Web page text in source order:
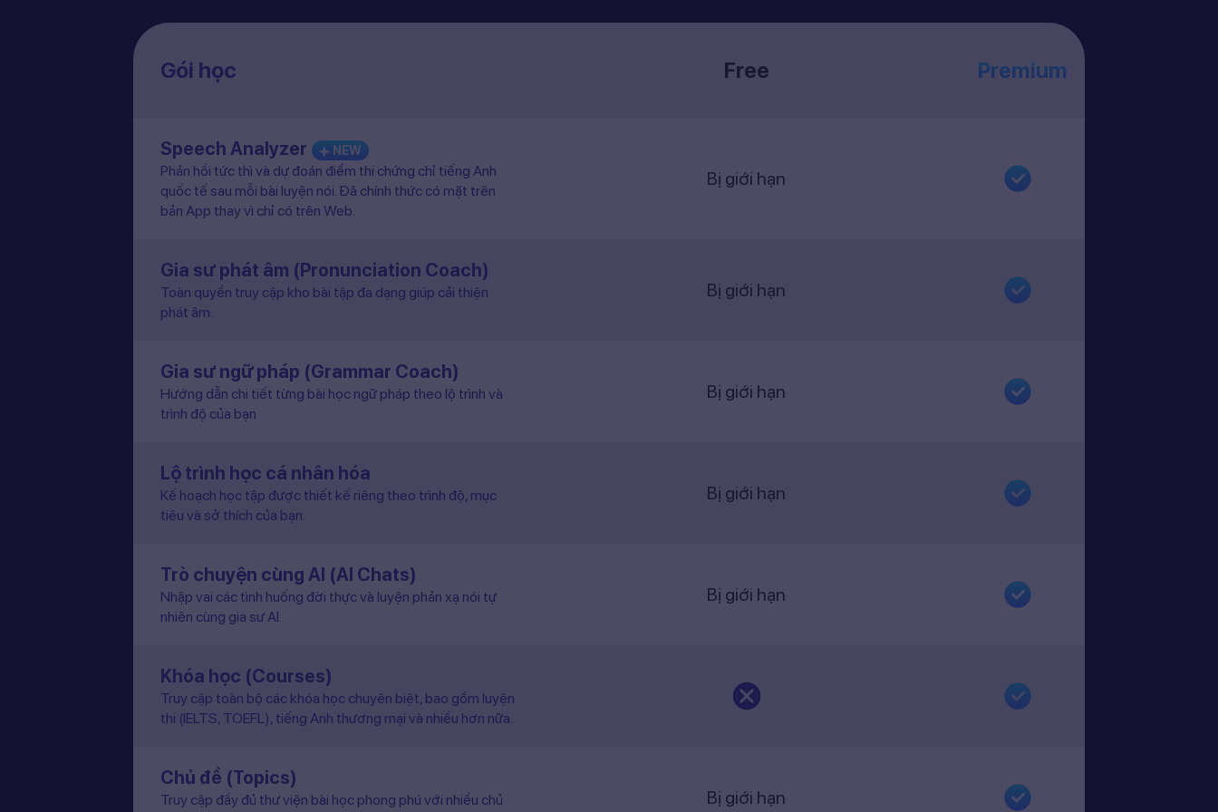
Gói học Free Premium
Speech Analyzer NEW
Phản hồi tức thì và dự đoán điểm thi chứng chỉ tiếng Anh
quốc tế sau mỗi bài luyện nói. Đã chính thức có mặt trên
bản App thay vì chỉ có trên Web.
Bị giới hạn
Gia sư phát âm (Pronunciation Coach)
Toàn quyền truy cập kho bài tập đa dạng giúp cải thiện
phát âm.
Bị giới hạn
Gia sư ngữ pháp (Grammar Coach)
Hướng dẫn chi tiết từng bài học ngữ pháp theo lộ trình và
trình độ của bạn
Bị giới hạn
Lộ trình học cá nhân hóa
Kế hoạch học tập được thiết kế riêng theo trình độ, mục
tiêu và sở thích của bạn.
Bị giới hạn
Trò chuyện cùng AI (AI Chats)
Nhập vai các tình huống đời thực và luyện phản xạ nói tự
nhiên cùng gia sư AI.
Bị giới hạn
Khóa học (Courses)
Truy cập toàn bộ các khóa học chuyên biệt, bao gồm luyện
thi (IELTS, TOEFL), tiếng Anh thương mại và nhiều hơn nữa.
Chủ đề (Topics)
Truy cập đầy đủ thư viện bài học phong phú với nhiều chủ
Bị giới hạn